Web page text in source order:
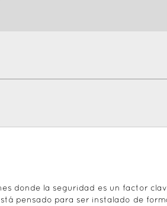
donde la seguridad es un factor
pensado para ser instalado de